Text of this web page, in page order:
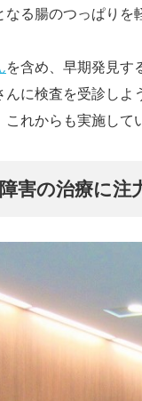
る腸のつっぱりを
を含め、早期発見す
んに検査を受診し
れからも実施して
害の治療に注